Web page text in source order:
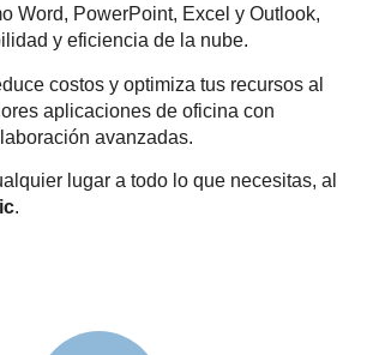
Word, PowerPoint, Excel y Outlook,
y eficiencia de la nube.
costos y optimiza tus recursos al
aplicaciones de oficina con
avanzadas.
lugar a todo lo que necesitas, al
.